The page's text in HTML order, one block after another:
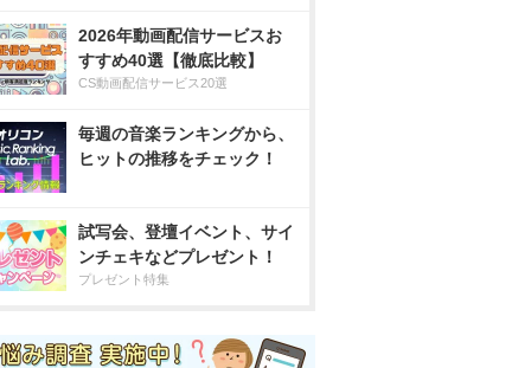
2026年動画配信サービスお
すすめ40選【徹底比較】
CS動画配信サービス20選
毎週の音楽ランキングから、
ヒットの推移をチェック！
試写会、登壇イベント、サイ
ンチェキなどプレゼント！
プレゼント特集